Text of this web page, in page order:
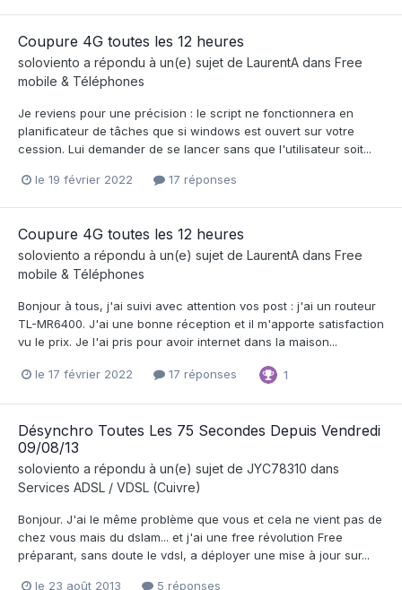
Coupure 4G toutes les 12 heures
soloviento a répondu à un(e) sujet de LaurentA dans Free
mobile & Téléphones
Je reviens pour une précision : le script ne fonctionnera en
planificateur de tâches que si windows est ouvert sur votre
cession. Lui demander de se lancer sans que l'utilisateur soit...
le 19 février 2022 17 réponses
Coupure 4G toutes les 12 heures
soloviento a répondu à un(e) sujet de LaurentA dans Free
mobile & Téléphones
Bonjour à tous, j'ai suivi avec attention vos post : j'ai un routeur
TL-MR6400. J'ai une bonne réception et il m'apporte satisfaction
vu le prix. Je l'ai pris pour avoir internet dans la maison...
le 17 février 2022 17 réponses 1
Désynchro Toutes Les 75 Secondes Depuis Vendredi
09/08/13
soloviento a répondu à un(e) sujet de JYC78310 dans
Services ADSL / VDSL (Cuivre)
Bonjour. J'ai le même problème que vous et cela ne vient pas de
chez vous mais du dslam... et j'ai une free révolution Free
préparant, sans doute le vdsl, a déployer une mise à jour sur...
le 23 août 2013 5 réponses